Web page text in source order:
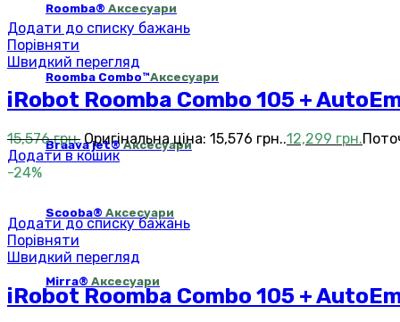
Roomba® Аксесуари
Roomba Combo™Аксесуари
Braava jet®Аксесуари
Scooba® Аксесуари
Mirra® Аксесуари
Додати до списку бажань
Порівняти
Швидкий перегляд
iRobot Roomba Combo 105 +
15,576грн. Оригінальна ціна: 15,576 грн..12,299 грн.
Додати в кошик
-24%
Додати до списку бажань
Порівняти
Швидкий перегляд
iRobot Roomba Combo 105 +